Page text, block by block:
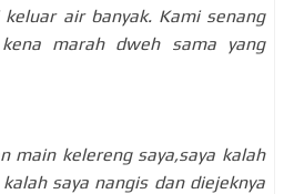
air banyak. Kami senang
marah dweh sama yang
main kelereng saya,saya kalah
saya nangis dan diejeknya